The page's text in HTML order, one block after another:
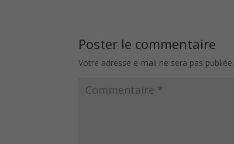
Poster le commentaire
Votre adresse e-mail ne sera pas publiée.